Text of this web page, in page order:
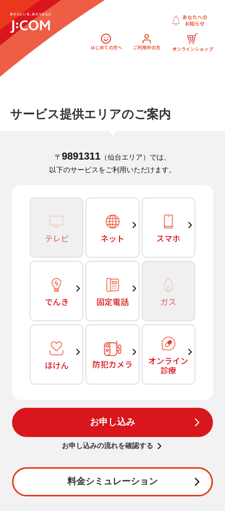
はじめての方へ ご利用中の方 オンラインショップ
あなたへの
お知らせ
サービス提供エリアのご案内
〒 9891311（仙台エリア）では、
以下のサービスをご利用いただけます。
テレビ ネット スマホ
でんき 固定電話 ガス
ほけん 防犯カメラ オンライン
診療
お申し込み
お申し込みの流れを確認する
料金シミュレーション